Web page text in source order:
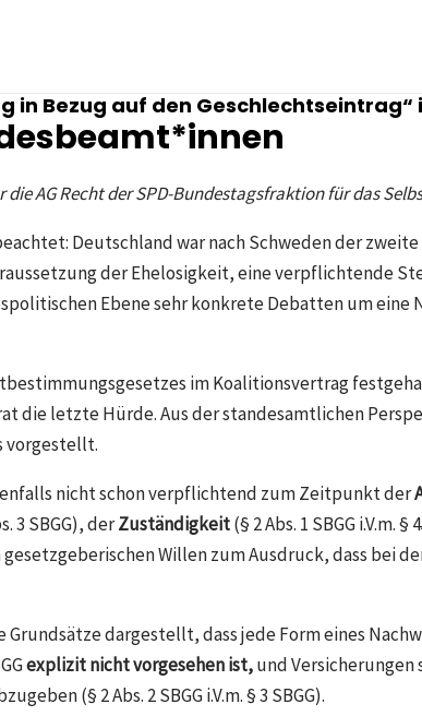
Bezug auf den Geschlechtseintrag“
AG Recht der SPD-Bundestagsfraktion für das
Deutschland war nach Schweden der
der Ehelosigkeit, eine verpflichtende
Ebene sehr konkrete Debatten um eine
im Koalitionsvertrag
die letzte Hürde. Aus der standesamtlichen
vorgestellt.
nicht schon verpflichtend zum Zeitpunkt der
3 SBGG), derZuständigkeit(§ 2 Abs. 1 SBGG i.V.m.
Willen zum Ausdruck, dass bei
Grundsätze dargestellt, dass jede Form eines
explizit nicht vorgesehen ist,und Versicherungen
(§ 2 Abs. 2 SBGG i.V.m. § 3 SBGG).